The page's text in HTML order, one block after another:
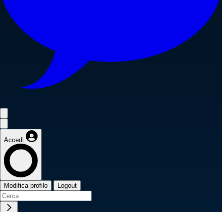
Accedi
Modifica profilo Logout